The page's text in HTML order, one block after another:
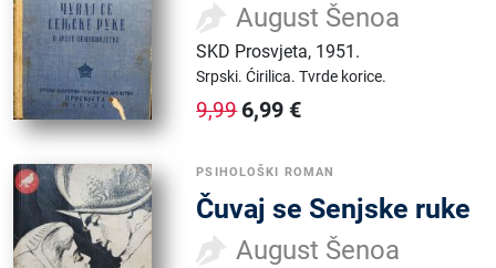
August Šenoa
SKD Prosvjeta, 1951.
Srpski.Ćirilica.Tvrde korice.
9,99 6,99 €
PSIHOLOŠKI ROMAN
Čuvaj se Senjske ruke
August Šenoa